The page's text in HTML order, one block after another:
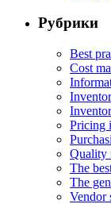
Рубрики
Best
Cost
Pricing
Quality
The
The
Vendor